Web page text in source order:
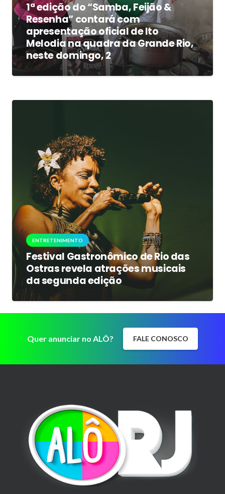
1ª edição do “Samba, Feijão &
Resenha” contará com
apresentação oficial de Ito
Melodia na quadra da Grande Rio,
neste domingo, 2
ENTRETENIMENTO
Festival Gastronômico de Rio das
Ostras revela atrações musicais
da segunda edição
Quer anunciar no ALÔ? FALE CONOSCO